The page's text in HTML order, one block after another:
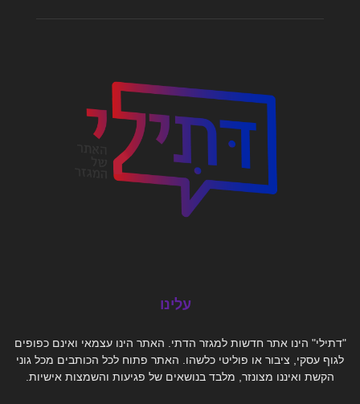
עלינו
"דתילי" הינו אתר חדשות למגזר הדתי. האתר הינו עצמאי ואינם כפופים
לגוף עסקי, ציבור או פוליטי כלשהו. האתר פתוח לכל הכותבים מכל גוני
הקשת ואיננו מצונזר, מלבד בנושאים של פגיעות והשמצות אישיות.